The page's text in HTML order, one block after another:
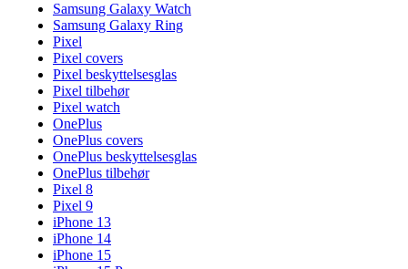
Samsung Galaxy Watch
Samsung Galaxy Ring
Pixel
Pixel covers
Pixel beskyttelsesglas
Pixel tilbehør
Pixel watch
OnePlus
OnePlus covers
OnePlus beskyttelsesglas
OnePlus tilbehør
Pixel 8
Pixel 9
iPhone 13
iPhone 14
iPhone 15